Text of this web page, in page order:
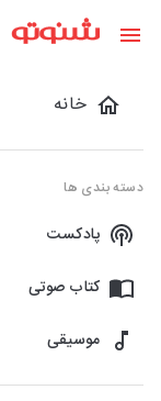
خانه
دسته بندی ها
پادکست
کتاب صوتی
موسیقی